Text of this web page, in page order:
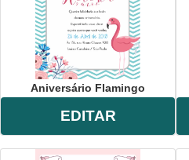
Aniversário Flamingo
EDITAR